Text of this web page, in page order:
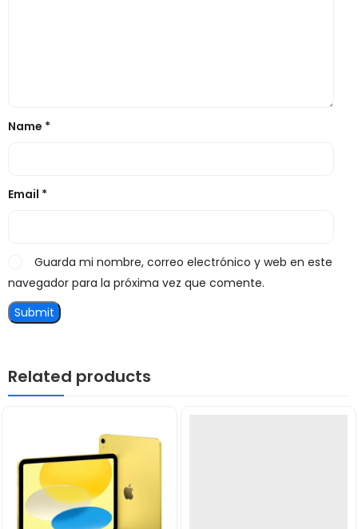
Name *
Email *
Guarda mi nombre, correo electrónico y web en este
navegador para la próxima vez que comente.
Related products